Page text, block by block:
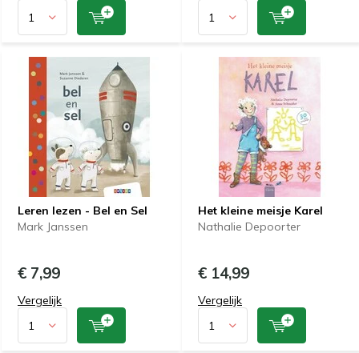
Leren lezen - Bel en Sel
Mark Janssen
€ 7,99
Vergelijk
Het kleine meisje Karel
Nathalie Depoorter
€ 14,99
Vergelijk